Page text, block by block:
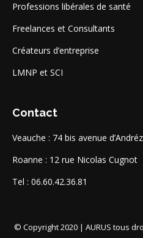
Professions libérales de santé
Freelances et Consultants
Créateurs d’entreprise
LMNP et SCI
Contact
Veauche : 74 bis avenue
Roanne : 12 rue Nicolas Cugnot
Tel : 06.60.42.36.81
© Copyright 2020 | AURUS tous